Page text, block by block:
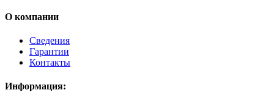
О компании
Сведения
Гарантии
Контакты
Информация: